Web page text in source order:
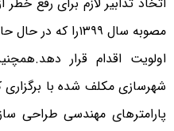
مصوبه سال ۱۳۹۹را
اولویت اقدام قرار
شهرسازی مکلف شده با
پارامتر‌های مهندسی طراحی